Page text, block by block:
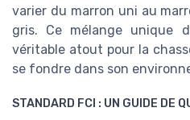
varier du marron uni au
gris. Ce mélange unique
véritable atout pour la
se fondre dans son
STANDARD FCI : UN GUIDE DE